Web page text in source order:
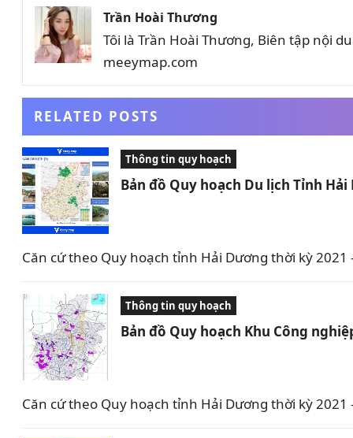
Trần Hoài Thương
Tôi là Trần Hoài Thương, Biên tập nội
meeymap.com
RELATED POSTS
Thông tin quy hoạch
Bản đồ Quy hoạch Du lịch Tỉnh
Căn cứ theo Quy hoạch tỉnh Hải Dương thời kỳ
Thông tin quy hoạch
Bản đồ Quy hoạch Khu Công
Căn cứ theo Quy hoạch tỉnh Hải Dương thời kỳ